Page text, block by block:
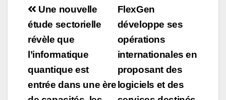
Navigation
de
l’article
FlexGen
développe ses
opérations
internationales en
proposant des
logiciels et des
Une nouvelle
étude sectorielle
révèle que
l’informatique
quantique est
entrée dans une ère